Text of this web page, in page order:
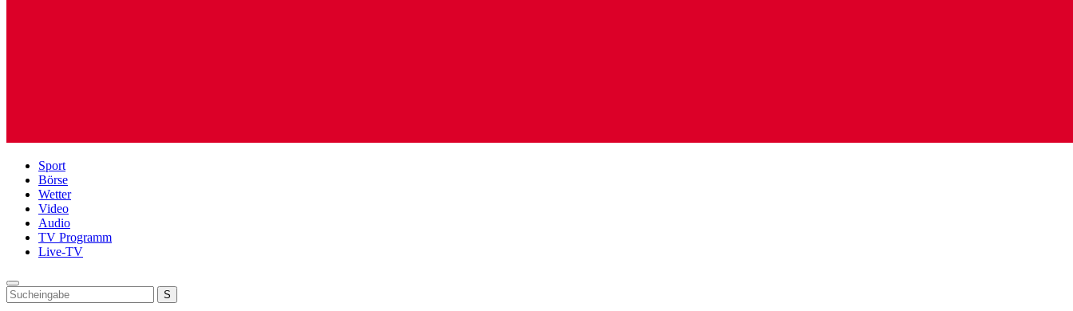
Sport
Börse
Wetter
Video
Audio
TV Programm
Live-TV